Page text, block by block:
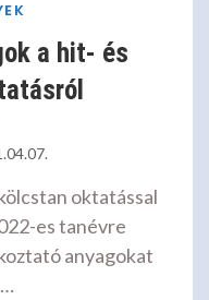
a hit- és
oktatással
es tanévre
anyagokat